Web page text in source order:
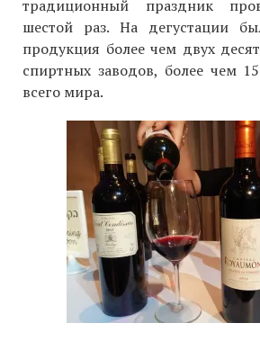
традиционный праздник
шестой раз. На дегустации
продукция более чем двух
спиртных заводов, более чем
всего мира.